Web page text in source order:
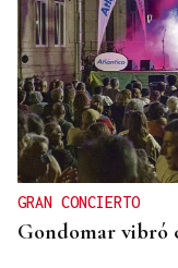
GRAN CONCIERTO
Gondomar vibró